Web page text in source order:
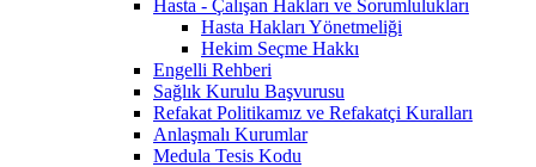
Hasta - Çalışan Hakları ve Sorumlulukları
Hasta Hakları Yönetmeliği
Hekim Seçme Hakkı
Engelli Rehberi
Sağlık Kurulu Başvurusu
Refakat Politikamız ve Refakatçi Kuralları
Anlaşmalı Kurumlar
Medula Tesis Kodu